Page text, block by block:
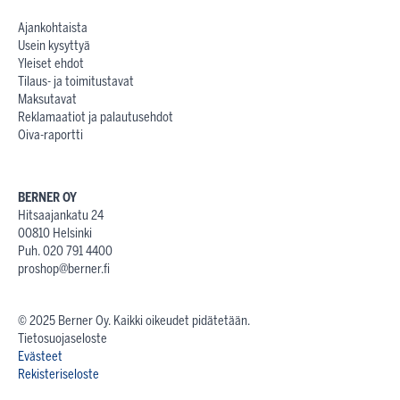
Ajankohtaista
Usein kysyttyä
Yleiset ehdot
Tilaus- ja toimitustavat
Maksutavat
Reklamaatiot ja palautusehdot
Oiva-raportti
BERNER OY
Hitsaajankatu 24
00810 Helsinki
Puh. 020 791 4400
proshop@berner.fi
© 2025 Berner Oy. Kaikki oikeudet pidätetään.
Tietosuojaseloste
Evästeet
Rekisteriseloste